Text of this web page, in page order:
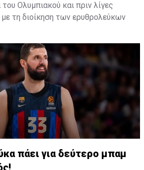
του Ολυμπιακού και πριν λίγες
τη διοίκηση των ερυθρολεύκων
του στο μεγάλο λιμάνι και θα
συλλόγου, δίπλα σε Σπανούλη,
24ωρα ήρθε η απόλυτη
διεθνή γκαρντ όχι μόνο να
με τον Ολυμπιακό αλλά να
Παναθηναϊκό για τα επόμενα
γίνει έτσι ο πιο ακριβοπληρωμένος
ελληνική ομάδα.
άρεσε καθόλου στους φίλους του
μόλις ώρες μετά από την
πάει για δεύτερο μπαμ